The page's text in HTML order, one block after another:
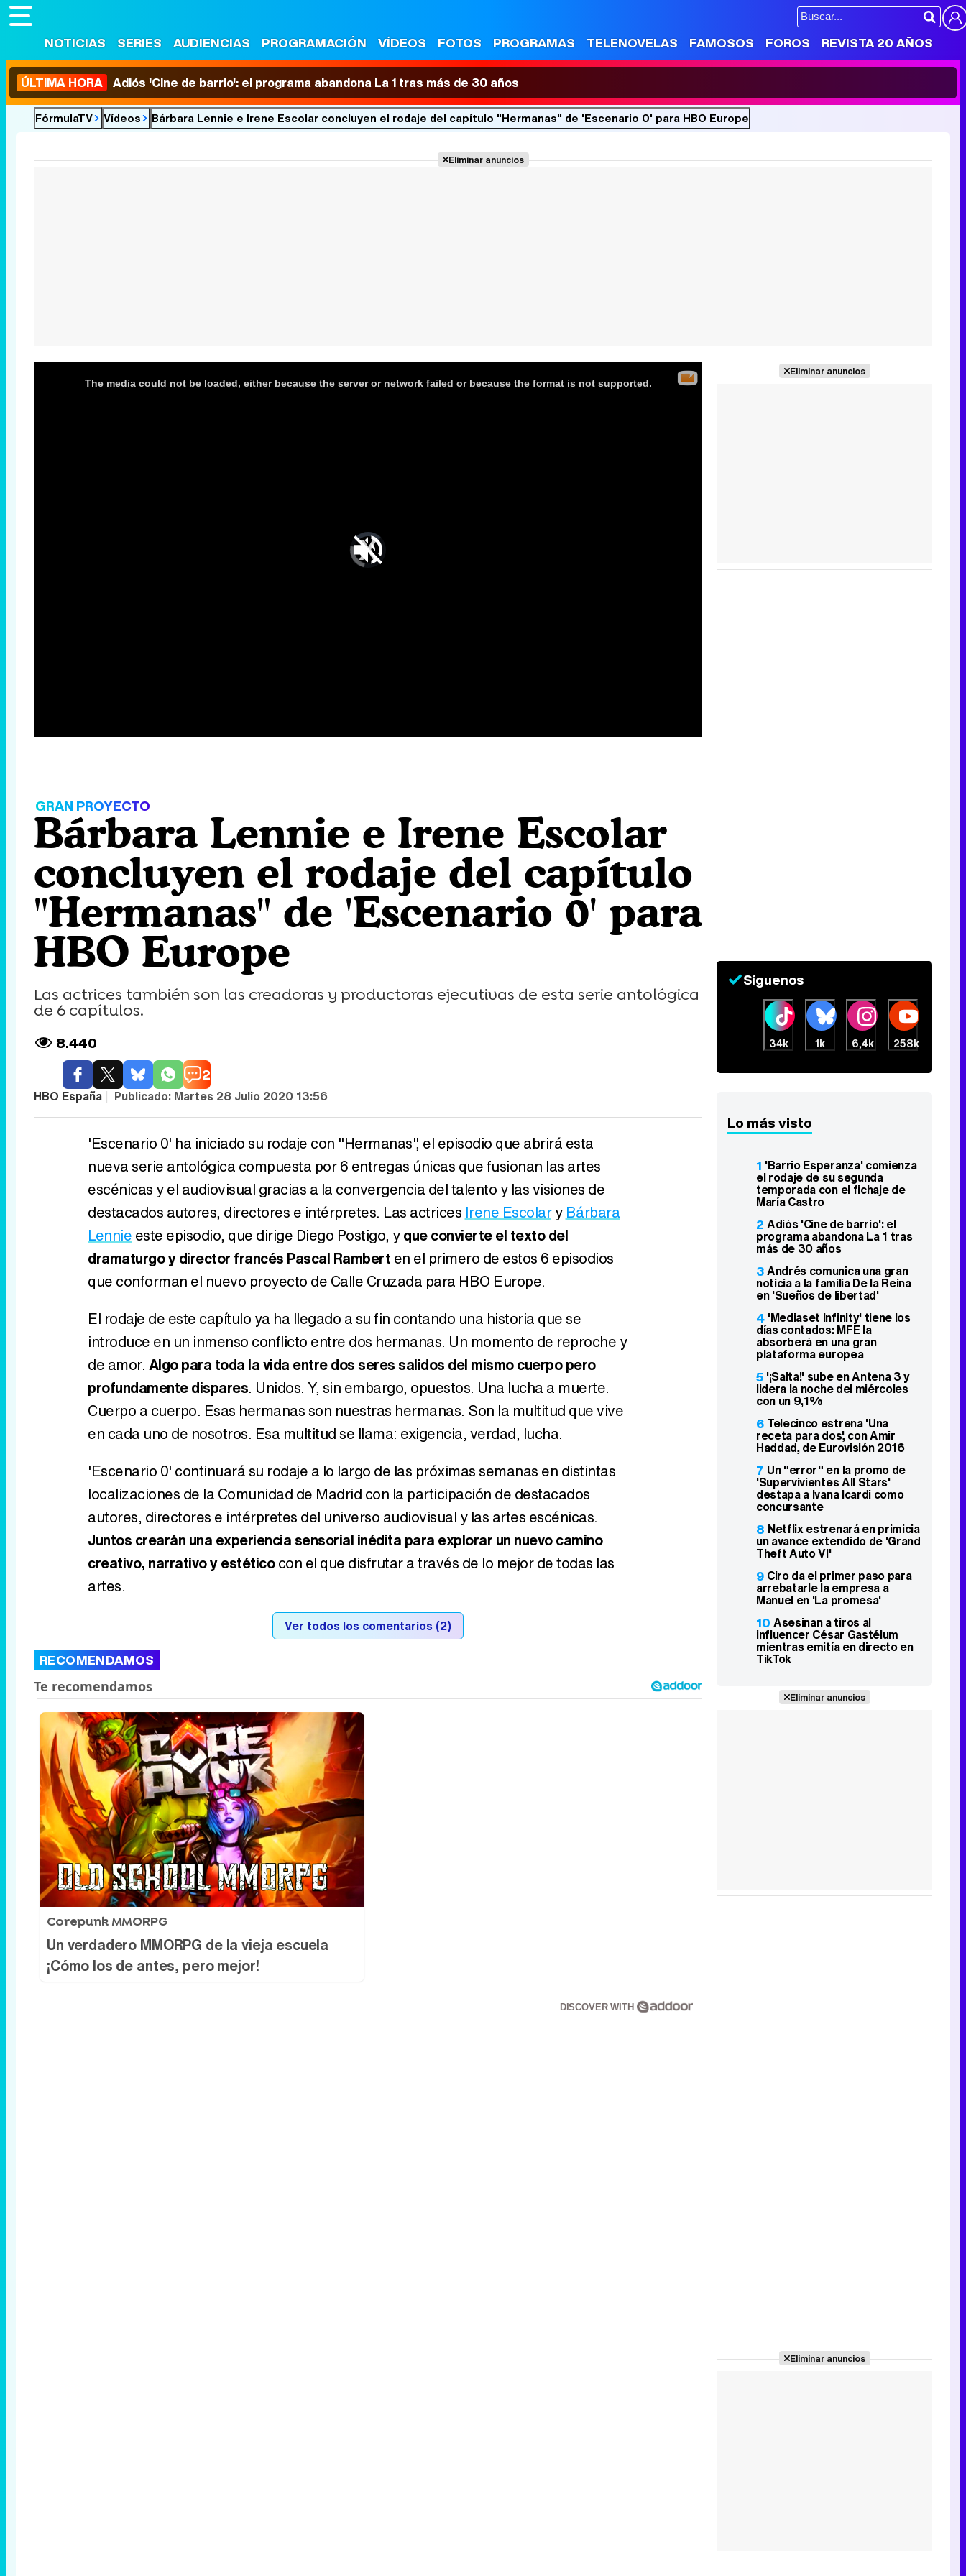
NOTICIAS SERIES AUDIENCIAS PROGRAMACIÓN VÍDEOS FOTOS PROGRAMAS TELENOVELAS FAMOSOS FOROS REVISTA 20 AÑOS
ÚLTIMA HORA Adiós 'Cine de barrio': el programa abandona La 1 tras más de 30 años
FórmulaTV Vídeos Bárbara Lennie e Irene Escolar concluyen el rodaje del capítulo "Hermanas" de 'Escenario 0' para HBO Europe
Eliminar anuncios
Video
Player
is
loading.
The media could not be loaded, either because the server or network failed or because the format is not supported.
GRAN PROYECTO
Bárbara Lennie e Irene Escolar
concluyen el rodaje del capítulo
"Hermanas" de 'Escenario 0' para
HBO Europe
Las actrices también son las creadoras y productoras ejecutivas de esta serie antológica
de 6 capítulos.
8.440
2
HBO España | Publicado: Martes 28 Julio 2020 13:56
'Escenario 0' ha iniciado su rodaje con "Hermanas", el episodio que abrirá esta
nueva serie antológica compuesta por 6 entregas únicas que fusionan las artes
escénicas y el audiovisual gracias a la convergencia del talento y las visiones de
destacados autores, directores e intérpretes. Las actrices Irene Escolary Bárbara
Lennie este episodio, que dirige Diego Postigo, yque convierte el texto del
dramaturgo y director francés Pascal Rambert en el primero de estos 6 episodios
que conforman el nuevo proyecto de Calle Cruzada para HBO Europe.
El rodaje de este capítulo ya ha llegado a su fin contando una historia que se
introduce en un inmenso conflicto entre dos hermanas. Un momento de reproche y
de amor. Algo para toda la vida entre dos seres salidos del mismo cuerpo pero
profundamente dispares. Unidos. Y, sin embargo, opuestos. Una lucha a muerte.
Cuerpo a cuerpo. Esas hermanas son nuestras hermanas. Son la multitud que vive
en cada uno de nosotros. Esa multitud se llama: exigencia, verdad, lucha.
'Escenario 0' continuará su rodaje a lo largo de las próximas semanas en distintas
localizaciones de la Comunidad de Madrid con la participación de destacados
autores, directores e intérpretes del universo audiovisual y las artes escénicas.
Juntos crearán una experiencia sensorial inédita para explorar un nuevo camino
creativo, narrativo y estéticocon el que disfrutar a través de lo mejor de todas las
artes.
Ver todos los comentarios (2)
RECOMENDAMOS
Corepunk MMORPG
Un verdadero MMORPG de la vieja escuela
¡Cómo los de antes, pero mejor!
DISCOVER WITH
Eliminar anuncios
Síguenos
34k 1k 6,4k 258k
Lo más visto
1 'Barrio Esperanza' comienza
el rodaje de su segunda
temporada con el fichaje de
María Castro
2 Adiós 'Cine de barrio': el
programa abandona La 1 tras
más de 30 años
3Andrés comunica una gran
noticia a la familia De la Reina
en 'Sueños de libertad'
4 'Mediaset Infinity' tiene los
días contados: MFE la
absorberá en una gran
plataforma europea
5 '¡Salta!' sube en Antena 3 y
lidera la noche del miércoles
con un 9,1%
6 Telecinco estrena 'Una
receta para dos', con Amir
Haddad, de Eurovisión 2016
7 Un "error" en la promo de
'Supervivientes All Stars'
destapa a Ivana Icardi como
concursante
8 Netflix estrenará en primicia
un avance extendido de 'Grand
Theft Auto VI'
9 Ciro da el primer paso para
arrebatarle la empresa a
Manuel en 'La promesa'
10 Asesinan a tiros al
influencer César Gastélum
mientras emitía en directo en
TikTok
Eliminar anuncios
Eliminar anuncios